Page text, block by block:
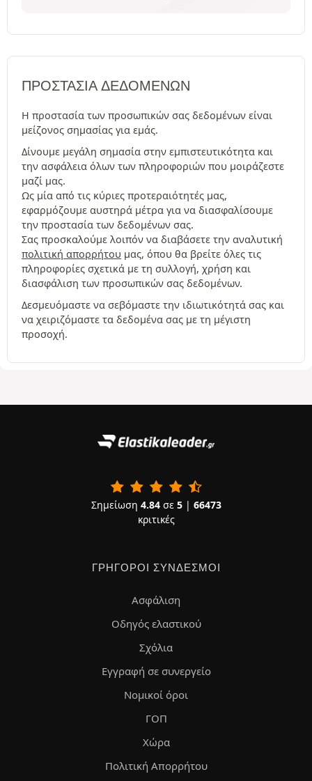
ΠΡΟΣΤΑΣΊΑ ΔΕΔΟΜΈΝΩΝ
Η προστασία των προσωπικών σας δεδομένων είναι
μείζονος σημασίας για εμάς.
Δίνουμε μεγάλη σημασία στην εμπιστευτικότητα και
την ασφάλεια όλων των πληροφοριών που μοιράζεστε
μαζί μας.
Ως μία από τις κύριες προτεραιότητές μας,
εφαρμόζουμε αυστηρά μέτρα για να διασφαλίσουμε
την προστασία των δεδομένων σας.
Σας προσκαλούμε λοιπόν να διαβάσετε την αναλυτική
πολιτική απορρήτου μας, όπου θα βρείτε όλες τις
πληροφορίες σχετικά με τη συλλογή, χρήση και
διασφάλιση των προσωπικών σας δεδομένων.
Δεσμευόμαστε να σεβόμαστε την ιδιωτικότητά σας και
να χειριζόμαστε τα δεδομένα σας με τη μέγιστη
προσοχή.
Σημείωση 4.84σε 5| 66473
κριτικές
ΓΡΉΓΟΡΟΙ ΣΎΝΔΕΣΜΟΙ
Ασφάλιση
Οδηγός ελαστικού
Σχόλια
Εγγραφή σε συνεργείο
Νομικοί όροι
ΓΟΠ
Χώρα
Πολιτική Απορρήτου